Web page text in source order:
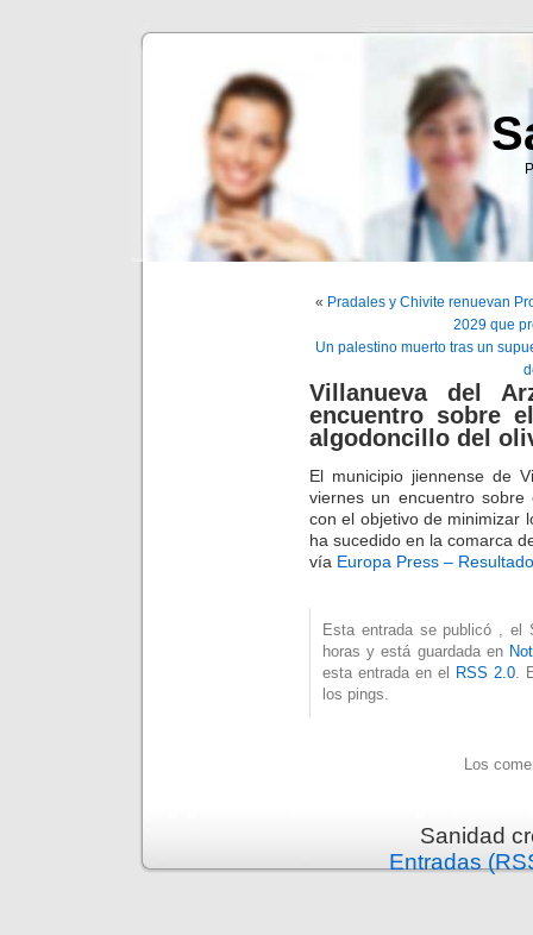
« Pradales y Chivite renuevan
2029 que
Un palestino muerto tras un
Villanueva del
encuentro sobre
algodoncillo del
El municipio jiennense de
viernes un encuentro
con el objetivo de minimizar
ha sucedido en la comarca
vía Europa Press –
Esta entrada se publicó , el
horas y está guardada en
esta entrada en el RSS 2.0 .
los pings.
Los
Sanidad
Entradas